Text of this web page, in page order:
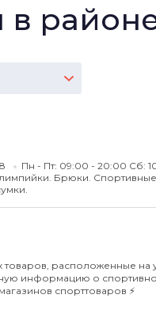
Пн - Пт: 09:00 - 20:00 Сб:
Брюки.
расположенные на
информацию о
спорттоваров ⚡️